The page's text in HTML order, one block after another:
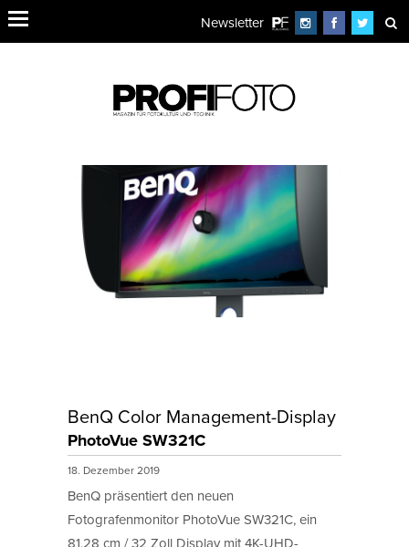
Newsletter
BenQ Color Management-Display
PhotoVue SW321C
18. Dezember 2019
BenQ präsentiert den neuen
Fotografenmonitor PhotoVue SW321C, ein
81,28 cm / 32 Zoll Display mit 4K-UHD-